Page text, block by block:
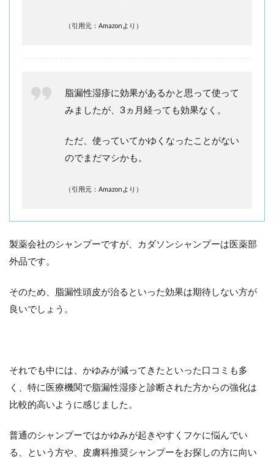
（引用元：Amazonより）
脂漏性湿疹に効果があるかと思って使って
みましたが、3ヵ月経っても効果なく。
ただ、使っていてかゆくなったことがない
のでまだマシかも。
（引用元：Amazonより）
製薬会社のシャンプーですが、カダソンシャンプーは医薬部
外品です。
そのため、脂漏性頭皮が治るといった効果は期待しない方が
良いでしょう。
それでも中には、かゆみが減ってきたといった口コミも多
く、特に医療機関で脂漏性湿疹と診断された方からの強化は
比較的高いように感じました。
普通のシャンプーではかゆみが起きやすくフケに悩んでい
る、という方や、皮膚科推奨シャンプーをお探しの方に向い